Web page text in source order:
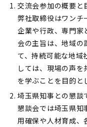
交流会参加の概要と
弊社取締役はワン
企業や行政、専門家
会の主旨は、地域の
て、持続可能な地域
しては、現場の声
を学ぶことを目的と
埼玉県知事との懇談
懇談会では埼玉県知
用確保や人材育成、